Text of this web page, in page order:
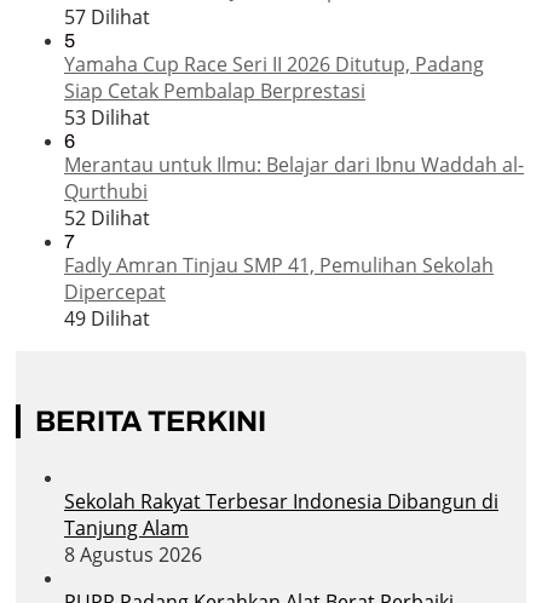
57 Dilihat
5
Yamaha Cup Race Seri II 2026 Ditutup, Padang
Siap Cetak Pembalap Berprestasi
53 Dilihat
6
Merantau untuk Ilmu: Belajar dari Ibnu Waddah al-
Qurthubi
52 Dilihat
7
Fadly Amran Tinjau SMP 41, Pemulihan Sekolah
Dipercepat
49 Dilihat
BERITA TERKINI
Sekolah Rakyat Terbesar Indonesia Dibangun di
Tanjung Alam
8 Agustus 2026